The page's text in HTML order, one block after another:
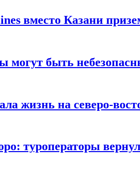
вместо Казани
могут быть
жизнь на северо-
туроператоры